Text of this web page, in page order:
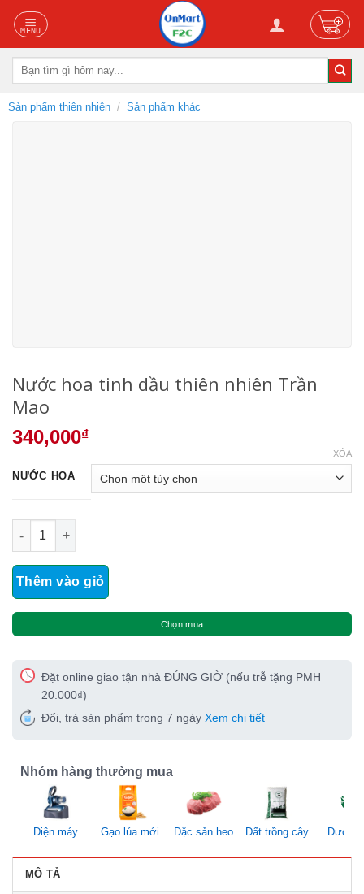
Skip
content
Tìm
Sản phẩm thiên nhiên / Sản phẩm khác
Nước hoa tinh dầu thiên nhiên Trần
Mao
340,000₫
NƯỚC HOA
XÓA
Nước hoa tinh dầu thiên nhiên Trần Mao số lượng
Thêm vào giỏ
Chọn mua
Đặt online giao tận nhà ĐÚNG GIỜ (nếu trễ tặng PMH
20.000₫)
Đổi, trả sản phẩm trong 7 ngày Xem chi tiết
Nhóm hàng thường mua
Điện máy Gạo lúa mới Đặc sản heo Đất trồng cây Dược
MÔ TẢ